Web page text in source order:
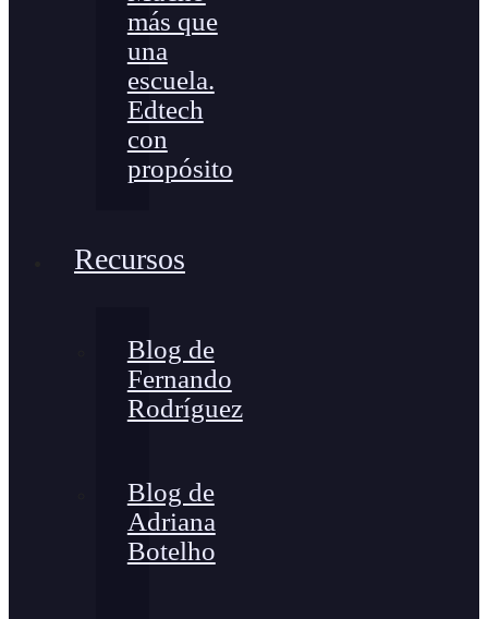
más que
una
escuela.
Edtech
con
propósito
Recursos
Blog de
Fernando
Rodríguez
Blog de
Adriana
Botelho